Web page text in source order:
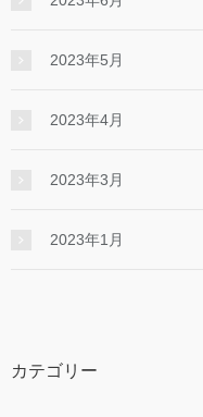
2023年5月
2023年4月
2023年3月
2023年1月
カテゴリー